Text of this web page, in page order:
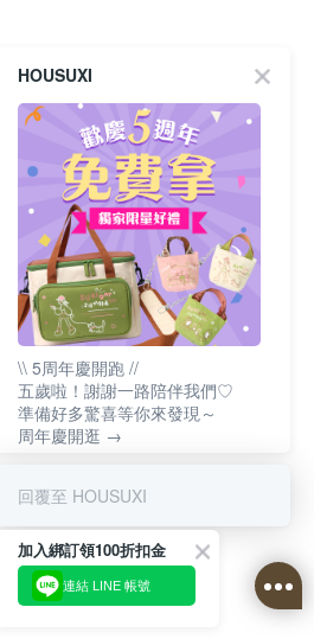
HOUSUXI
\\ 5周年慶開跑 //
五歲啦！謝謝一路陪伴我們♡
準備好多驚喜等你來發現～
周年慶開逛 →
回覆至 HOUSUXI
加入綁訂領100折扣金
連結 LINE 帳號